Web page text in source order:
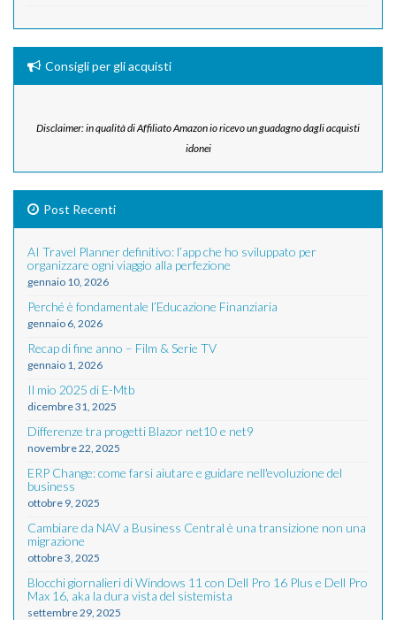
Consigli per gli acquisti
Disclaimer: in qualità di Affiliato Amazon io ricevo un guadagno dagli acquisti
idonei
Post Recenti
AI Travel Planner definitivo: l’app che ho sviluppato per
organizzare ogni viaggio alla perfezione
gennaio 10, 2026
Perché è fondamentale l’Educazione Finanziaria
gennaio 6, 2026
Recap di fine anno – Film & Serie TV
gennaio 1, 2026
Il mio 2025 di E-Mtb
dicembre 31, 2025
Differenze tra progetti Blazor net10 e net9
novembre 22, 2025
ERP Change: come farsi aiutare e guidare nell'evoluzione del
business
ottobre 9, 2025
Cambiare da NAV a Business Central è una transizione non una
migrazione
ottobre 3, 2025
Blocchi giornalieri di Windows 11 con Dell Pro 16 Plus e Dell Pro
Max 16, aka la dura vista del sistemista
settembre 29, 2025